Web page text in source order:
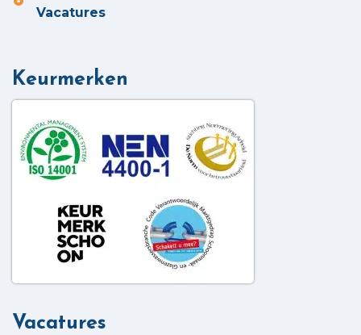
Vacatures
Keurmerken
Vacatures